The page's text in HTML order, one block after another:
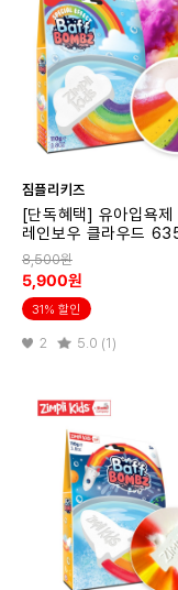
짐플리키즈
[단독혜택] 유아입욕제
레인보우 클라우드
8,500원
5,900원
31% 할인
2 5.0 (1)